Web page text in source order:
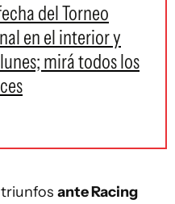
del Torneo
en el interior y
mirá todos los
ante Racing